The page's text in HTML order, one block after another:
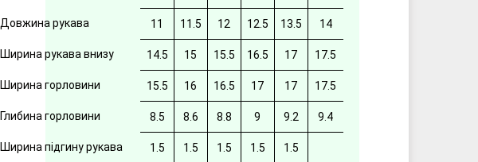
Довжина рукава 11 11.5 12 12.5 13.5 14
Ширина рукава внизу 14.5 15 15.5 16.5 17 17.5
Ширина горловини 15.5 16 16.5 17 17 17.5
Глибина горловини 8.5 8.6 8.8 9 9.2 9.4
Ширина підгину рукава 1.5 1.5 1.5 1.5 1.5